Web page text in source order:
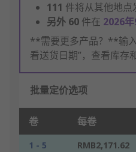
111 件将从其他地点
另外 60 件在 2026
**需要更多产品？**输
看送货日期”，查看库存
批量定价选项
卷 每卷
1 - 5 RMB2,171.62